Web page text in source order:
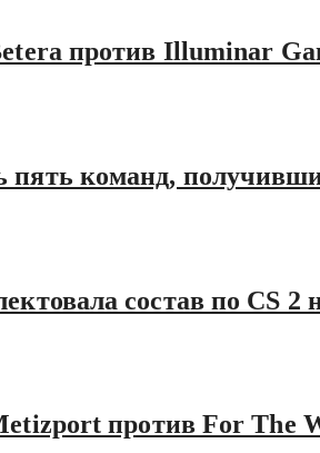
против Illuminar
пять команд,
состав по CS
против For The